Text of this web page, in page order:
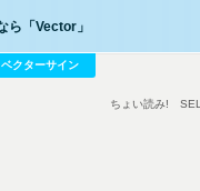
ら「Vector」
ベクターサイン
ちょい読み!